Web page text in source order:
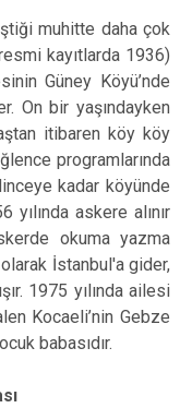
muhitte daha çok
kayıtlarda 1936)
Güney Köyü’nde
On bir yaşındayken
itibaren köy köy
programlarında
kadar köyünde
yılında askere alınır
okuma yazma
İstanbul'a gider,
1975 yılında ailesi
Kocaeli’nin Gebze
babasıdır.